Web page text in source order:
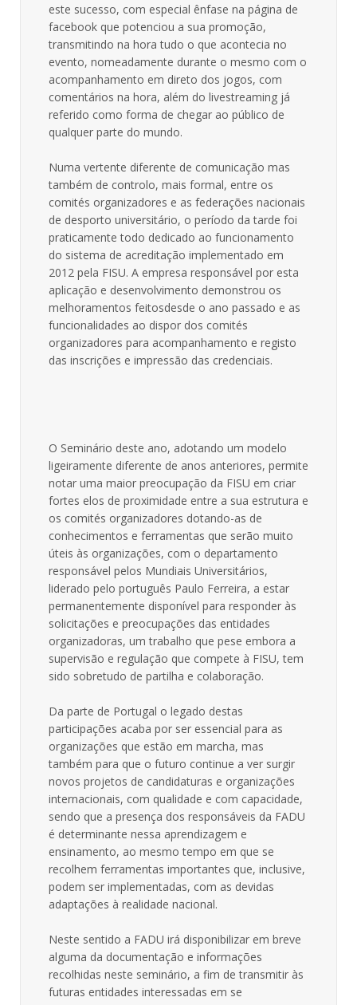
este sucesso, com especial ênfase na página de
facebook que potenciou a sua promoção,
transmitindo na hora tudo o que acontecia no
evento, nomeadamente durante o mesmo com o
acompanhamento em direto dos jogos, com
comentários na hora, além do livestreaming já
referido como forma de chegar ao público de
qualquer parte do mundo.
Numa vertente diferente de comunicação mas
também de controlo, mais formal, entre os
comités organizadores e as federações nacionais
de desporto universitário, o período da tarde foi
praticamente todo dedicado ao funcionamento
do sistema de acreditação implementado em
2012 pela FISU. A empresa responsável por esta
aplicação e desenvolvimento demonstrou os
melhoramentos feitosdesde o ano passado e as
funcionalidades ao dispor dos comités
organizadores para acompanhamento e registo
das inscrições e impressão das credenciais.
O Seminário deste ano, adotando um modelo
ligeiramente diferente de anos anteriores, permite
notar uma maior preocupação da FISU em criar
fortes elos de proximidade entre a sua estrutura e
os comités organizadores dotando-as de
conhecimentos e ferramentas que serão muito
úteis às organizações, com o departamento
responsável pelos Mundiais Universitários,
liderado pelo português Paulo Ferreira, a estar
permanentemente disponível para responder às
solicitações e preocupações das entidades
organizadoras, um trabalho que pese embora a
supervisão e regulação que compete à FISU, tem
sido sobretudo de partilha e colaboração.
Da parte de Portugal o legado destas
participações acaba por ser essencial para as
organizações que estão em marcha, mas
também para que o futuro continue a ver surgir
novos projetos de candidaturas e organizações
internacionais, com qualidade e com capacidade,
sendo que a presença dos responsáveis da FADU
é determinante nessa aprendizagem e
ensinamento, ao mesmo tempo em que se
recolhem ferramentas importantes que, inclusive,
podem ser implementadas, com as devidas
adaptações à realidade nacional.
Neste sentido a FADU irá disponibilizar em breve
alguma da documentação e informações
recolhidas neste seminário, a fim de transmitir às
futuras entidades interessadas em se